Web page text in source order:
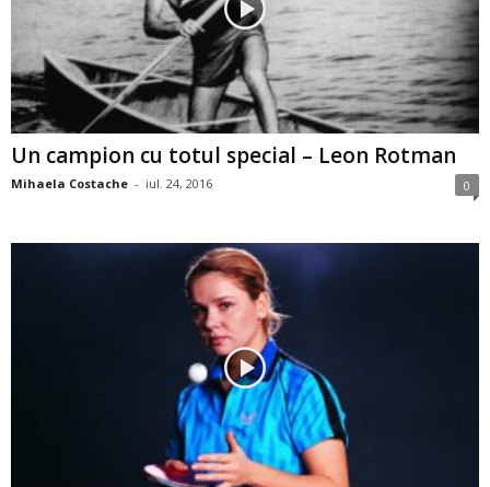
Un campion cu totul special – Leon Rotman
Mihaela Costache - iul. 24, 2016 0